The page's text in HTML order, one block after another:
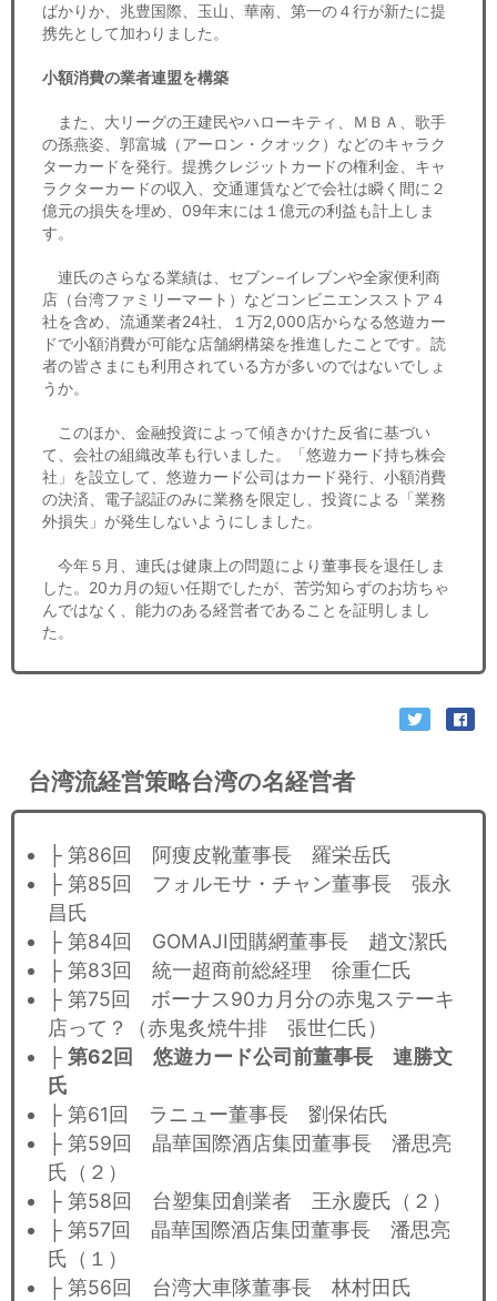
ばかりか、兆豊国際、玉山、華南、第一の４行が新たに提
携先として加わりました。
小額消費の業者連盟を構築
また、大リーグの王建民やハローキティ、ＭＢＡ、歌手
の孫燕姿、郭富城（アーロン・クオック）などのキャラク
ターカードを発行。提携クレジットカードの権利金、キャ
ラクターカードの収入、交通運賃などで会社は瞬く間に２
億元の損失を埋め、09年末には１億元の利益も計上しま
す。
連氏のさらなる業績は、セブン−イレブンや全家便利商
店（台湾ファミリーマート）などコンビニエンスストア４
社を含め、流通業者24社、１万2,000店からなる悠遊カー
ドで小額消費が可能な店舗網構築を推進したことです。読
者の皆さまにも利用されている方が多いのではないでしょ
うか。
このほか、金融投資によって傾きかけた反省に基づい
て、会社の組織改革も行いました。「悠遊カード持ち株会
社」を設立して、悠遊カード公司はカード発行、小額消費
の決済、電子認証のみに業務を限定し、投資による「業務
外損失」が発生しないようにしました。
今年５月、連氏は健康上の問題により董事長を退任しま
した。20カ月の短い任期でしたが、苦労知らずのお坊ちゃ
んではなく、能力のある経営者であることを証明しまし
た。
台湾流経営策略台湾の名経営者
├ 第86回 阿痩皮靴董事長 羅栄岳氏
├ 第85回 フォルモサ・チャン董事長 張永
昌氏
├ 第84回 GOMAJI団購網董事長 趙文潔氏
├ 第83回 統一超商前総経理 徐重仁氏
├ 第75回 ボーナス90カ月分の赤鬼ステーキ
店って？（赤鬼炙焼牛排 張世仁氏）
├ 第62回 悠遊カード公司前董事長 連勝文
氏
├ 第61回 ラニュー董事長 劉保佑氏
├ 第59回 晶華国際酒店集団董事長 潘思亮
氏（２）
├ 第58回 台塑集団創業者 王永慶氏（２）
├ 第57回 晶華国際酒店集団董事長 潘思亮
氏（１）
├ 第56回 台湾大車隊董事長 林村田氏